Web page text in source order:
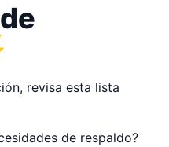
revisa esta lista
de respaldo?